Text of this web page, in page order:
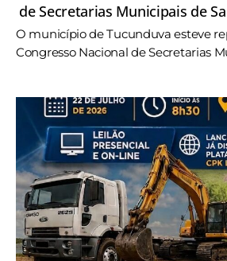
de Secretarias Municipais de
O município de Tucunduva esteve
Congresso Nacional de Secretarias